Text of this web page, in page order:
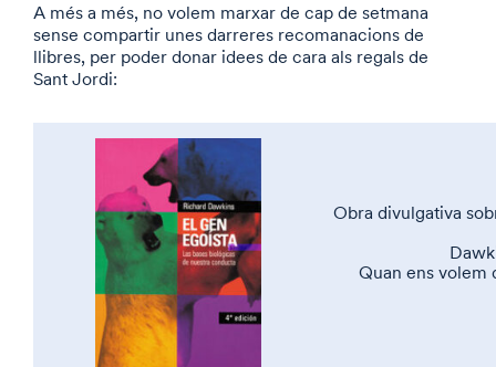
A més a més, no volem marxar de cap de setmana
sense compartir unes darreres recomanacions de
llibres, per poder donar idees de cara als regals de
Sant Jordi:
Obra divulgativa
Quan ens volem